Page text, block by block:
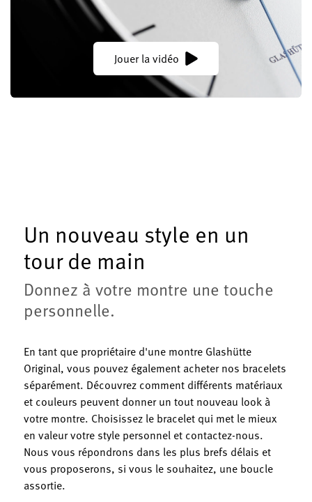
Jouer la vidéo
Un nouveau style en un
tour de main
Donnez à votre montre une touche
personnelle.
En tant que propriétaire d'une montre Glashütte
Original, vous pouvez également acheter nos bracelets
séparément. Découvrez comment différents matériaux
et couleurs peuvent donner un tout nouveau look à
votre montre. Choisissez le bracelet qui met le mieux
en valeur votre style personnel et contactez-nous.
Nous vous répondrons dans les plus brefs délais et
vous proposerons, si vous le souhaitez, une boucle
assortie.